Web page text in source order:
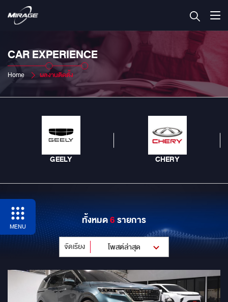
CAR EXPERIENCE
Home ผลงานติดตั้ง
GEELY CHERY
MENU ทั้งหมด6รายการ
จัดเรียง โพสต์ล่าสุด